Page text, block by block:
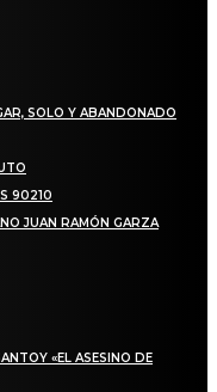
SOLO Y ABANDONADO
90210
JUAN RAMÓN GARZA
«EL ASESINO DE